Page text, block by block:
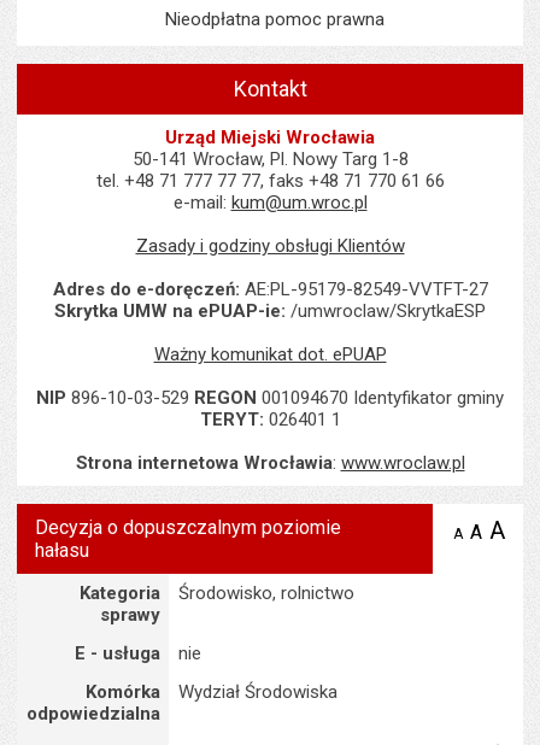
Nieodpłatna pomoc prawna
Kontakt
Urząd Miejski Wrocławia
50-141 Wrocław, Pl. Nowy Targ 1-8
tel. +48 71 777 77 77, faks +48 71 770 61 66
e-mail: kum@um.wroc.pl
Zasady i godziny obsługi Klientów
Adres do e-doręczeń: AE:PL-95179-82549-VVTFT-27
Skrytka UMW na ePUAP-ie: /umwroclaw/SkrytkaESP
Ważny komunikat dot. ePUAP
NIP 896-10-03-529 REGON 001094670 Identyfikator gminy
TERYT: 026401 1
Strona internetowa Wrocławia: www.wroclaw.pl
Decyzja o dopuszczalnym poziomie
hałasu
A zmniejsz
A A
SzczegółyKategoria
sprawy
Środowisko, rolnictwo
E - usługa
nie
Komórka
odpowiedzialna
Wydział Środowiska